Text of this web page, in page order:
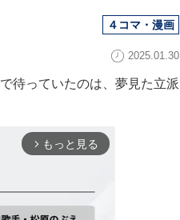
４コマ・漫画
2025.01.30
待っていたのは、夢見た立派
arrow_forward_ios もっと見る